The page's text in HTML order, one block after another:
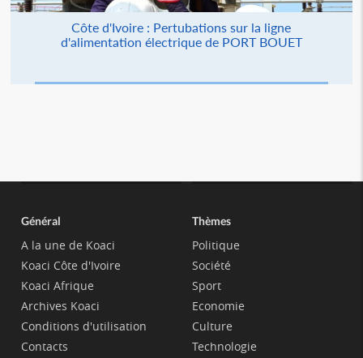
Côte d'Ivoire : Pertubations sur la ligne
d'alimentation électrique de PORT BOUET
Général
A la une de Koaci
Koaci Côte d'Ivoire
Koaci Afrique
Archives Koaci
Conditions d'utilisation
Contacts
Thèmes
Politique
Société
Sport
Economie
Culture
Technologie